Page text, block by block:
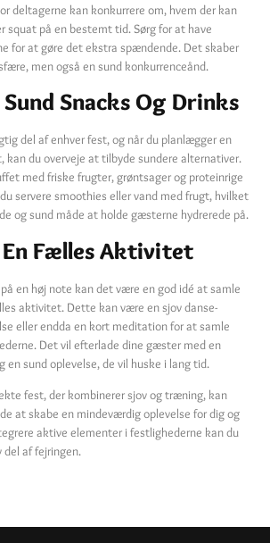
deltagerne kan konkurrere om, hvem der kan
squat på en bestemt tid. Sørg for at have
for at gøre det ekstra spændende. Det skaber
men også en sund konkurrenceånd.
Snacks Og Drinks
del af enhver fest, og når du planlægger en
du overveje at tilbyde sundere alternativer.
med friske frugter, grøntsager og proteinrige
servere smoothies eller vand med frugt, hvilket
og sund måde at holde gæsterne hydrerede på.
Fælles Aktivitet
en høj note kan det være en god idé at samle
aktivitet. Dette kan være en sjov danse-
eller endda en kort meditation for at samle
Det vil efterlade dine gæster med en
sund oplevelse, de vil huske i lang tid.
fest, der kombinerer sjov og træning, kan
at skabe en mindeværdig oplevelse for dig og
aktive elementer i festlighederne kan du
af fejringen.